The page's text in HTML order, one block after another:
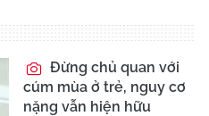
Đừng chủ quan với
cúm mùa ở trẻ, nguy cơ
nặng vẫn hiện hữu